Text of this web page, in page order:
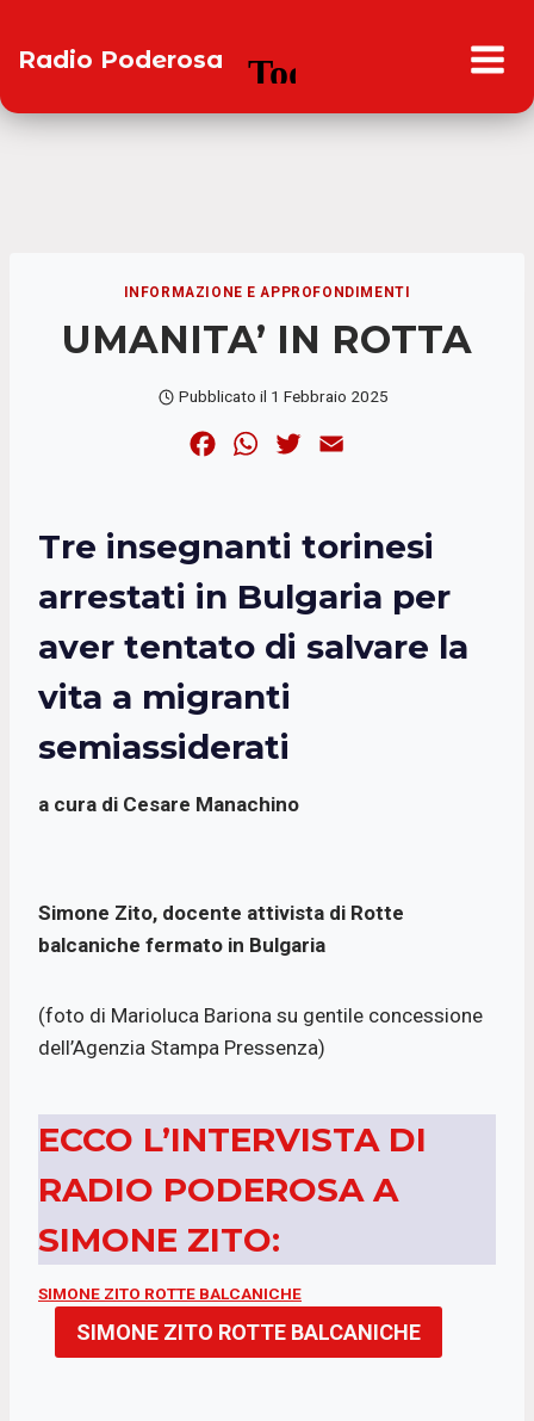
Radio Poderosa
INFORMAZIONE E APPROFONDIMENTI
UMANITA’ IN ROTTA
Pubblicato il 1 Febbraio 2025
e
o
o
W
t
A
p
t
e
r
i
Tre insegnanti torinesi
arrestati in Bulgaria per
aver tentato di salvare la
vita a migranti
semiassiderati
a cura di Cesare Manachino
Simone Zito, docente attivista di Rotte
balcaniche fermato in Bulgaria
(foto di Marioluca Bariona su gentile concessione
dell’Agenzia Stampa Pressenza)
ECCO L’INTERVISTA DI
RADIO PODEROSA A
SIMONE ZITO:
SIMONE ZITO ROTTE BALCANICHE
SIMONE ZITO ROTTE BALCANICHE